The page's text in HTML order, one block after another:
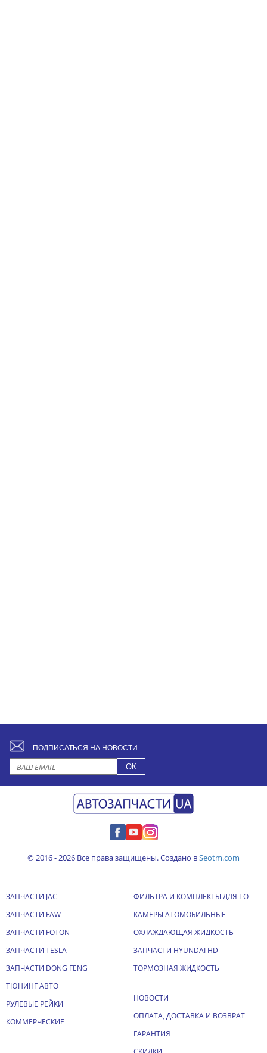
ПОДПИСАТЬСЯ НА НОВОСТИ
© 2016 - 2026 Все права защищены. Создано вSeotm.com
ЗАПЧАСТИ JAC
ЗАПЧАСТИ FAW
ЗАПЧАСТИ FOTON
ЗАПЧАСТИ TESLA
ЗАПЧАСТИ DONG FENG
ТЮНИНГ АВТО
РУЛЕВЫЕ РЕЙКИ
КОММЕРЧЕСКИЕ
ФИЛЬТРА И КОМПЛЕКТЫ ДЛЯ ТО
КАМЕРЫ АТОМОБИЛЬНЫЕ
ОХЛАЖДАЮЩАЯ ЖИДКОСТЬ
ЗАПЧАСТИ HYUNDAI HD
ТОРМОЗНАЯ ЖИДКОСТЬ
НОВОСТИ
ОПЛАТА, ДОСТАВКА И ВОЗВРАТ
ГАРАНТИЯ